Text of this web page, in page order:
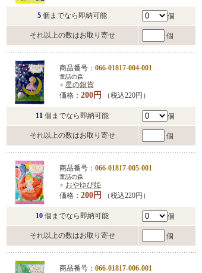
5 個までなら即納可能 個
それ以上の数はお取り寄せ 個
商品番号： 066-01817-004-001
童話の森
● 星の銀貨
価格： 200円 （税込220円）
11 個までなら即納可能 個
それ以上の数はお取り寄せ 個
商品番号： 066-01817-005-001
童話の森
● おやゆび姫
価格： 200円 （税込220円）
10 個までなら即納可能 個
それ以上の数はお取り寄せ 個
商品番号： 066-01817-006-001